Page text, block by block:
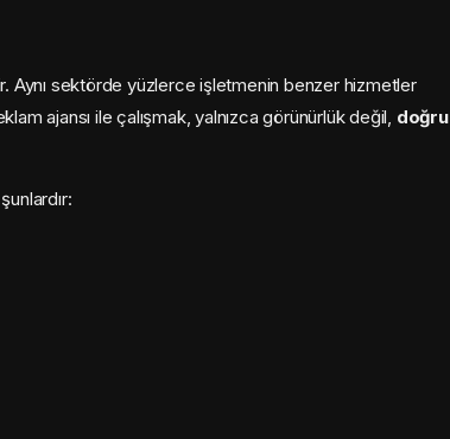
Aynı sektörde yüzlerce işletmenin benzer hizmetler
ajansı ile çalışmak, yalnızca görünürlük değil, doğru